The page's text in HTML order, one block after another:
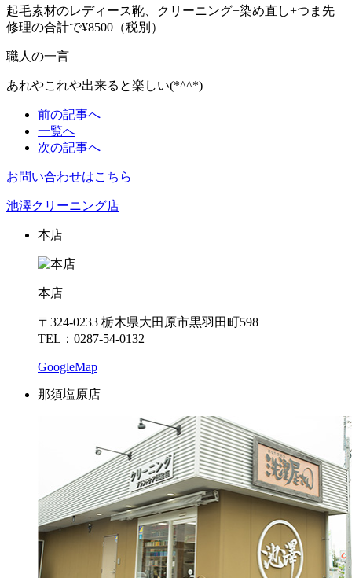
起毛素材のレディース靴、クリーニング+染め直し+つま先
修理の合計で¥8500（税別）
職人の一言
あれやこれや出来ると楽しい(*^^*)
前の記事へ
一覧へ
次の記事へ
お問い合わせはこちら
池澤クリーニング店
本店
本店
〒324-0233 栃木県大田原市黒羽田町598
TEL：0287-54-0132
GoogleMap
那須塩原店